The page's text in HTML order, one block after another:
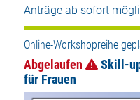
Anträge ab sofort
Online-Workshopreihe
Abgelaufen
Skill-
für Frauen